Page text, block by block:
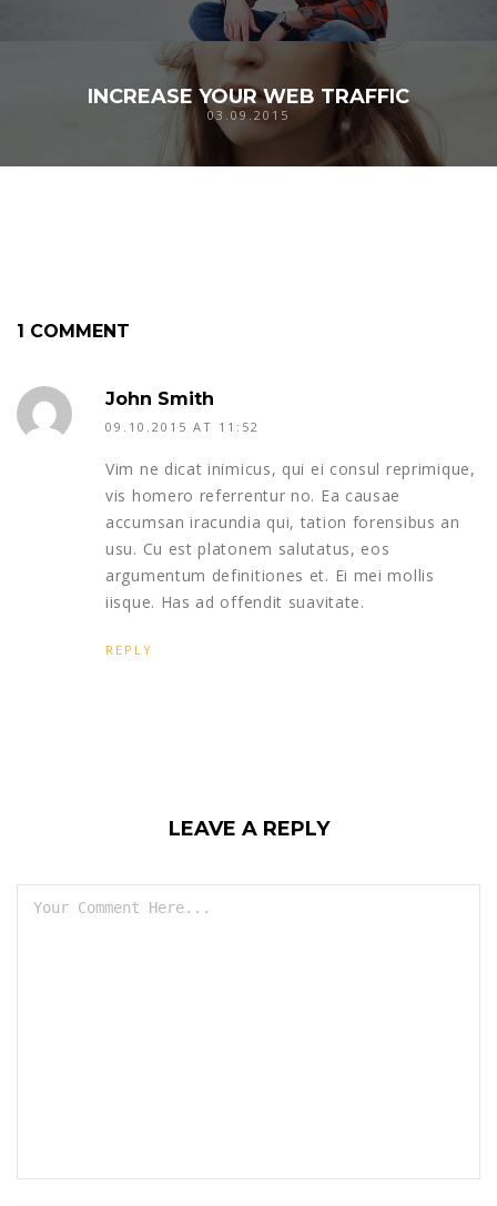
INCREASE YOUR WEB TRAFFIC
03.09.2015
1 COMMENT
John Smith
09.10.2015 AT 11:52
Vim ne dicat inimicus, qui ei consul reprimique,
vis homero referrentur no. Ea causae
accumsan iracundia qui, tation forensibus an
usu. Cu est platonem salutatus, eos
argumentum definitiones et. Ei mei mollis
iisque. Has ad offendit suavitate.
REPLY
LEAVE A REPLY